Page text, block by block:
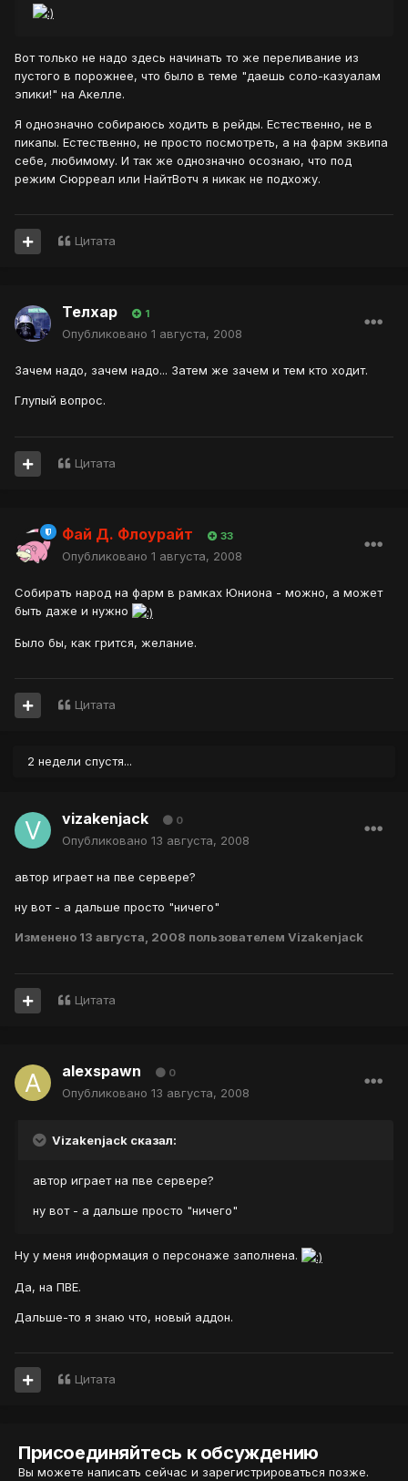
Вот только не надо здесь начинать то же переливание из
пустого в порожнее, что было в теме "даешь соло-казуалам
эпики!" на Акелле.
Я однозначно собираюсь ходить в рейды. Естественно, не в
пикапы. Естественно, не просто посмотреть, а на фарм эквипа
себе, любимому. И так же однозначно осознаю, что под
режим Сюрреал или НайтВотч я никак не подхожу.
Цитата
Телхар 1
Опубликовано 1 августа, 2008
Зачем надо, зачем надо... Затем же зачем и тем кто ходит.
Глупый вопрос.
Цитата
Фай Д. Флоурайт 33
Опубликовано 1 августа, 2008
Собирать народ на фарм в рамках Юниона - можно, а может
быть даже и нужно
Было бы, как грится, желание.
Цитата
2 недели спустя...
vizakenjack 0
Опубликовано 13 августа, 2008
автор играет на пве сервере?
ну вот - а дальше просто "ничего"
Изменено 13 августа, 2008 пользователем Vizakenjack
Цитата
alexspawn 0
Опубликовано 13 августа, 2008
Vizakenjack сказал:
автор играет на пве сервере?
ну вот - а дальше просто "ничего"
Ну у меня информация о персонаже заполнена.
Да, на ПВЕ.
Дальше-то я знаю что, новый аддон.
Цитата
Присоединяйтесь к обсуждению
Вы можете написать сейчас и зарегистрироваться позже.